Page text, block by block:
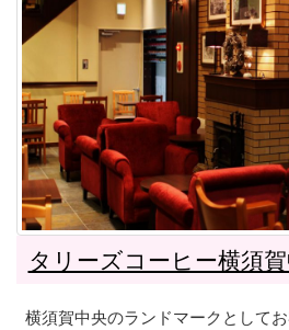
タリーズコーヒー横須
横須賀中央のランドマークとして